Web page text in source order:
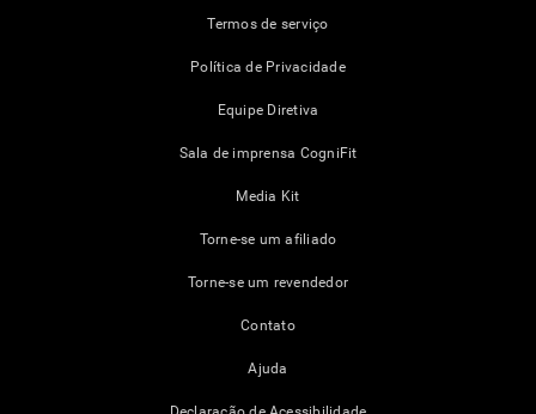
Termos de serviço
Política de Privacidade
Equipe Diretiva
Sala de imprensa CogniFit
Media Kit
Torne-se um afiliado
Torne-se um revendedor
Contato
Ajuda